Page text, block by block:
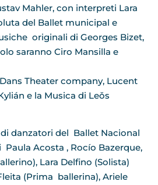
Mahler, con interpreti Lara
del Ballet municipal e
originali di Georges Bizet,
saranno Ciro Mansilla e
Theater company, Lucent
e la Musica di Leǒs
danzatori del Ballet Nacional
Paula Acosta , Rocío Bazerque,
Lara Delfino (Solista)
(Prima ballerina), Ariele